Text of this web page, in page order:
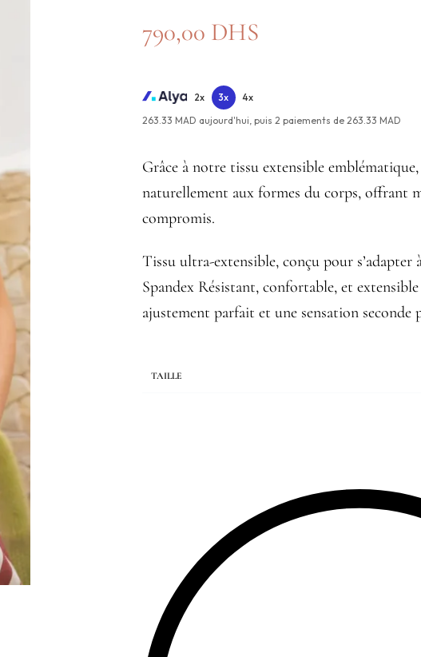
790,00 DHS
2x 3x
4x
263.33 MAD aujourd'hui, puis2 paiements de263.33 MAD
Grâce à notre tissu extensible
naturellement aux formes du corps, offrant
compromis.
Tissu ultra-extensible, conçu pour s’adapter
Spandex Résistant, confortable, et
ajustement parfait et une sensation seconde
TAILLE